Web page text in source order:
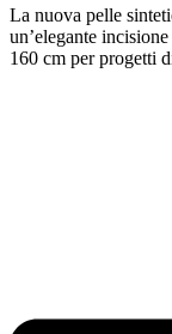
La nuova pelle
un’elegante
160 cm per progetti